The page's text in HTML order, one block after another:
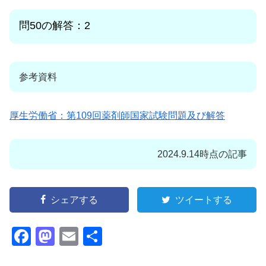
問50の解答：2
参考資料
厚生労働省：第109回薬剤師国家試験問題及び解答
2024.9.14時点の記事
シェアする ツイートする
F
M
E